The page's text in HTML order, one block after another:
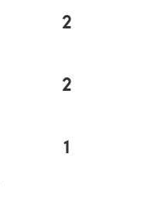
2
2
1